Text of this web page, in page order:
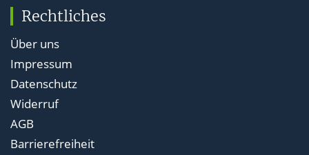
Rechtliches
Über uns
Impressum
Datenschutz
Widerruf
AGB
Barrierefreiheit